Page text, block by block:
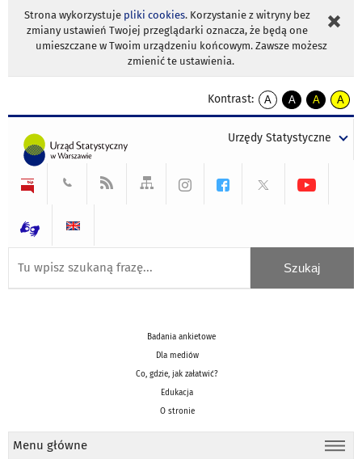
Strona wykorzystuje pliki cookies. Korzystanie z witryny bez
zmiany ustawień Twojej przeglądarki oznacza, że będą one
umieszczane w Twoim urządzeniu końcowym. Zawsze możesz
zmienić te ustawienia.
Kontrast:
A
kontrast
A
kontrast
tekst
czarnym
A
kontrast
tekst
czarnym
A
tekst
żółtym
Urzędy Statystyczne
Badania ankietowe
Dla mediów
Co, gdzie, jak załatwić?
Edukacja
O stronie
Menu główne